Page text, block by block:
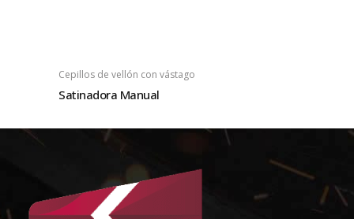
Cepillos de vellón con vástago
Satinadora Manual